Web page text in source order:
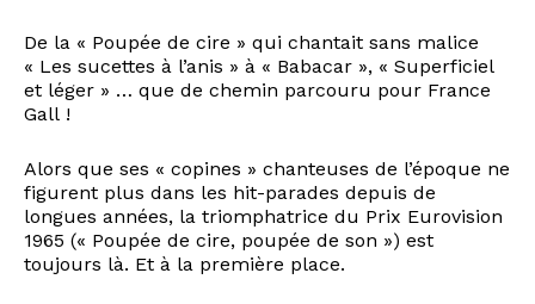
De la « Poupée de cire » qui chantait sans malice
« Les sucettes à l’anis » à « Babacar », « Superficiel
et léger » … que de chemin parcouru pour France
Gall !
Alors que ses « copines » chanteuses de l’époque ne
figurent plus dans les hit-parades depuis de
longues années, la triomphatrice du Prix Eurovision
1965 (« Poupée de cire, poupée de son ») est
toujours là. Et à la première place.